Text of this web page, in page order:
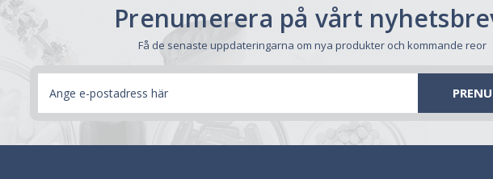
Prenumerera på vårt
Få de senaste uppdateringarna om nya produkter och kommande reor